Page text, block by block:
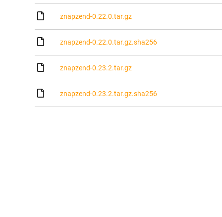
znapzend-0.22.0.tar.gz
znapzend-0.22.0.tar.gz.sha256
znapzend-0.23.2.tar.gz
znapzend-0.23.2.tar.gz.sha256